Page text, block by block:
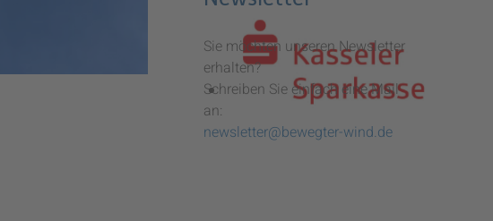
Sie möchten unseren Newsletter
erhalten?
Schreiben Sie einfach eine Mail
an:
newsletter@bewegter-wind.de